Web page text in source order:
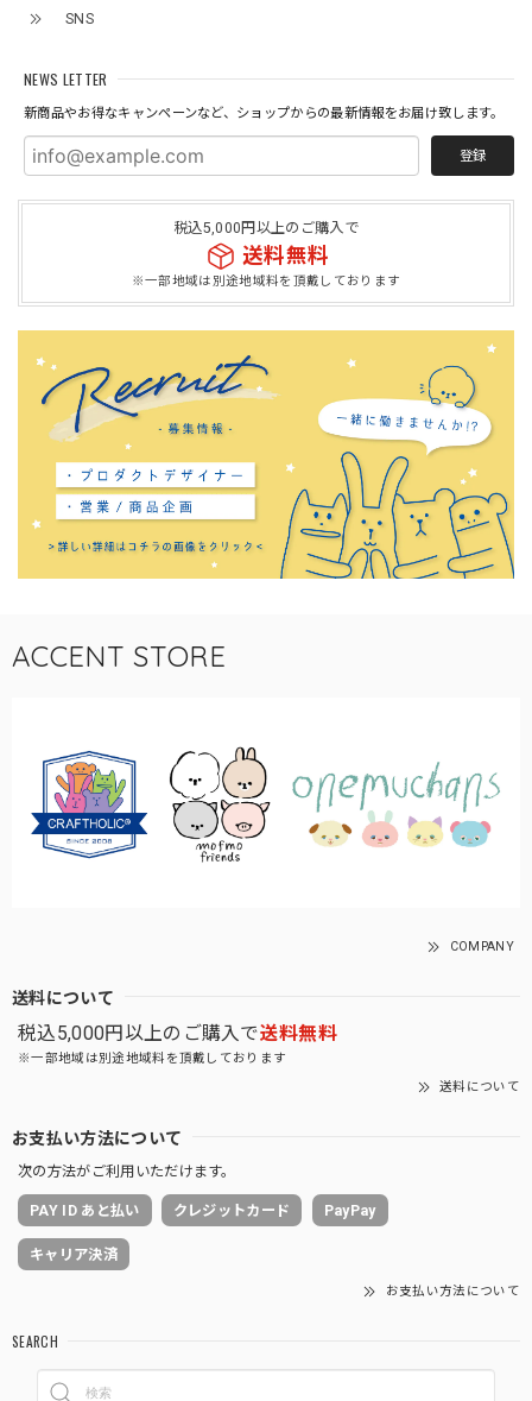
SNS
NEWS LETTER
新商品やお得なキャンペーンなど、ショップからの最新情報をお届け致します。
登録
税込5,000円以上のご購入で
送料無料
※一部地域は別途地域料を頂戴しております
ACCENT STORE
COMPANY
送料について
税込5,000円以上のご購入で送料無料
※一部地域は別途地域料を頂戴しております
送料について
お支払い方法について
次の方法がご利用いただけます。
PAY ID あと払い クレジットカード PayPay
キャリア決済
お支払い方法について
SEARCH